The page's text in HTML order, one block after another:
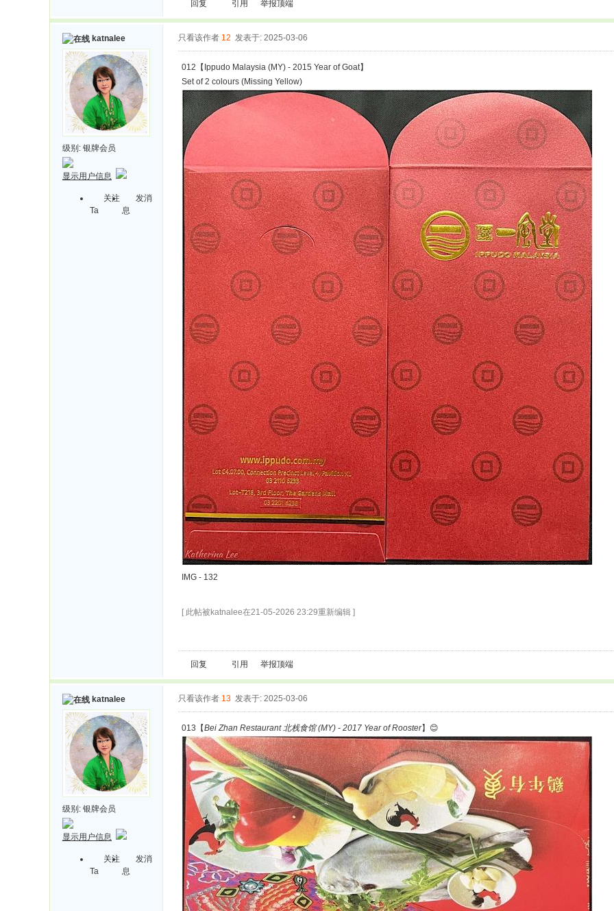
回复 引用 举报顶端
katnalee
级别: 银牌会员
显示用户信息
关注
Ta
发消
息
只看该作者 12 发表于: 2025-03-06
012【Ippudo Malaysia (MY) - 2015 Year of Goat】
Set of 2 colours (Missing Yellow)
IMG - 132
[ 此帖被katnalee在21-05-2026 23:29重新编辑 ]
回复 引用 举报顶端
katnalee
级别: 银牌会员
显示用户信息
关注
Ta
发消
息
只看该作者 13 发表于: 2025-03-06
013【Bei Zhan Restaurant 北栈食馆 (MY) - 2017 Year of Rooster】😊